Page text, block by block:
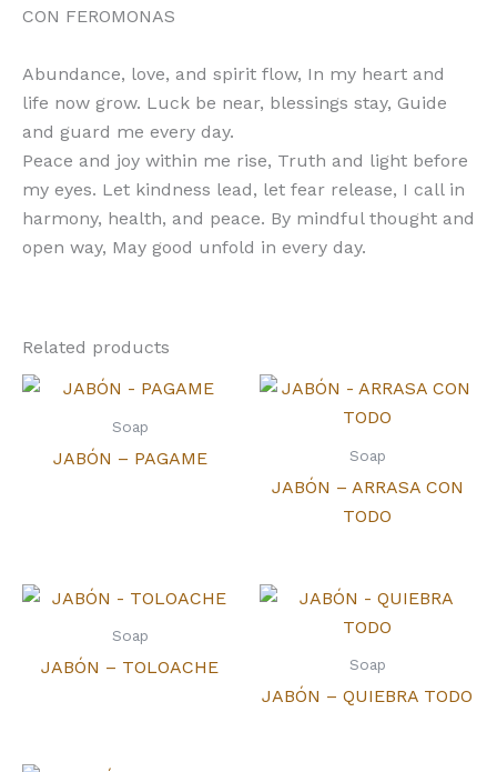
CON FEROMONAS
Abundance, love, and spirit flow, In my heart and
life now grow. Luck be near, blessings stay, Guide
and guard me every day.
Peace and joy within me rise, Truth and light before
my eyes. Let kindness lead, let fear release, I call in
harmony, health, and peace. By mindful thought and
open way, May good unfold in every day.
Related products
Soap
JABÓN – PAGAME Soap
JABÓN – ARRASA CON
TODO
Soap
JABÓN – TOLOACHE Soap
JABÓN – QUIEBRA TODO